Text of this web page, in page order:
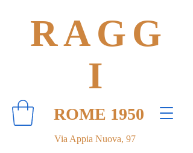
Via Appia Nuova, 97
RAGG
I
ROME 1950